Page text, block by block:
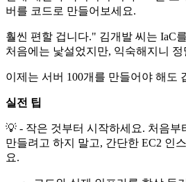
버를 코드로 만들어보세요.
훨씬 편할 겁니다." 김개발 씨는 IaC
처음에는 낯설었지만, 익숙해지니
이제는 서버 100개를 만들어야 해도
실전 팁
💡 - 작은 것부터 시작하세요. 처음부
만들려고 하지 말고, 간단한 EC2 인
요.